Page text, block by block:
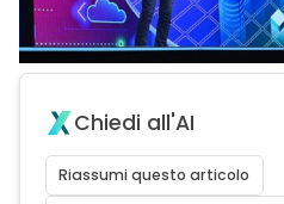
Chiedi all'AI
Riassumi questo articolo